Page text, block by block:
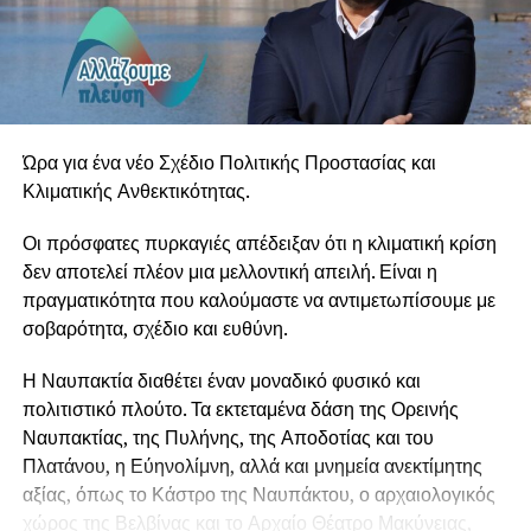
εμβληματικό “Cinema Paradiso” του Ennio Morricone,
έργα
των Francisco Tárrega, Heitor Villa-Lobos, Leo Brouwer
και Astor Piazzolla, αλλά και αγαπημένες δημιουργίες του
Μάνου
Χατζιδάκι και του Μίκη Θεοδωράκη. Το μουσικό ταξίδι
συμπληρώνουν έργα των Erik Satie, Carlo Domeniconi,
Cardoso και Roland Dyens, καθώς και επιλογές από
τραγούδια των Beatles.
Κάτω από τον αυγουστιάτικο ουρανό και στο ξεχωριστό
περιβάλλον Αρχοντικού Μπότσαρη, τα «Νυχτερινά της
γεμάτη μελωδίες, εικόνες και μουσικά χρώματα από την
Ελλάδα, τη Μεσόγειο και τον κόσμο.
Ώρα για ένα νέο Σχέδιο Πολιτικής Προστασίας και
Κλιματικής Ανθεκτικότητας.
Οι πρόσφατες πυρκαγιές απέδειξαν ότι η κλιματική κρίση
δεν αποτελεί πλέον μια μελλοντική απειλή. Είναι η
πραγματικότητα που καλούμαστε να αντιμετωπίσουμε με
σοβαρότητα, σχέδιο και ευθύνη.
Η Ναυπακτία διαθέτει έναν μοναδικό φυσικό και
πολιτιστικό πλούτο. Τα εκτεταμένα δάση της Ορεινής
Ναυπακτίας, της Πυλήνης, της Αποδοτίας και του
Πλατάνου, η Εύηνολίμνη, αλλά και μνημεία ανεκτίμητης
αξίας, όπως το Κάστρο της Ναυπάκτου, ο αρχαιολογικός
χώρος της Βελβίνας και το Αρχαίο Θέατρο Μακύνειας,